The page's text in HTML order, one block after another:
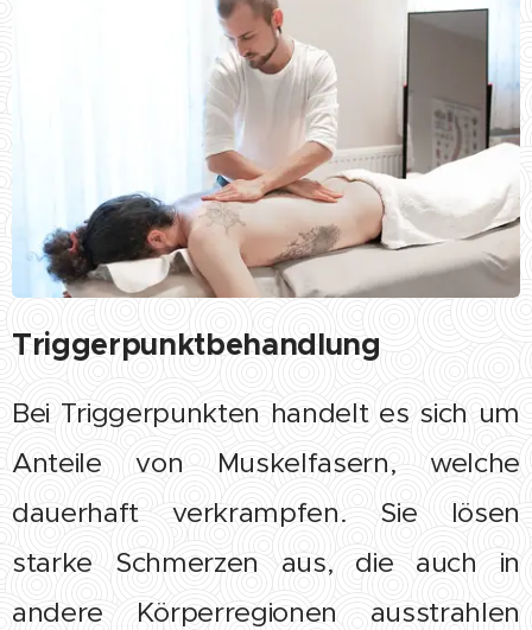
Triggerpunktbehandlung
Bei Triggerpunkten handelt es sich um
Anteile von Muskelfasern, welche
dauerhaft verkrampfen. Sie lösen
starke Schmerzen aus, die auch in
andere Körperregionen ausstrahlen